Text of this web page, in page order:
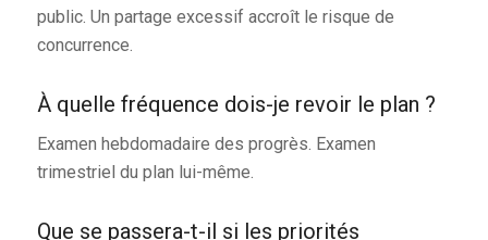
public. Un partage excessif accroît le risque de
concurrence.
À quelle fréquence dois-je revoir le plan ?
Examen hebdomadaire des progrès. Examen
trimestriel du plan lui-même.
Que se passera-t-il si les priorités